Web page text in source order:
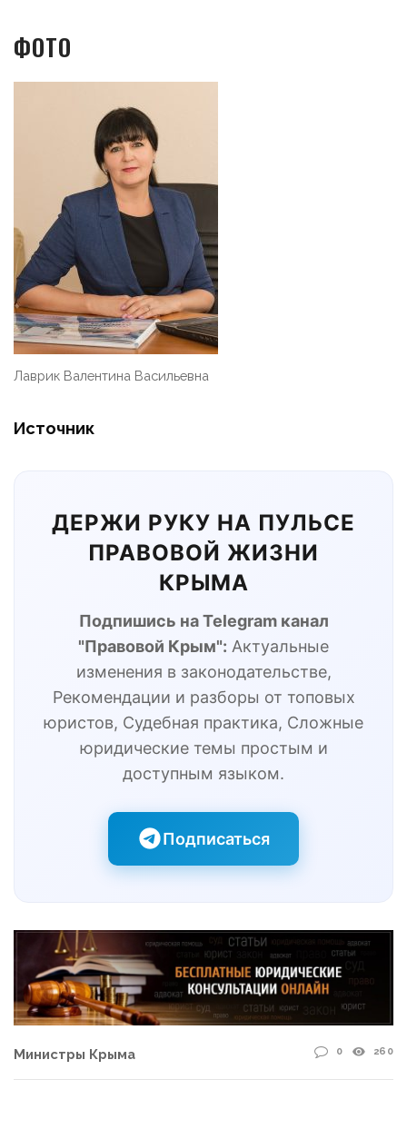
ФОТО
Лаврик Валентина Васильевна
Источник
ДЕРЖИ РУКУ НА ПУЛЬСЕ
ПРАВОВОЙ ЖИЗНИ
КРЫМА
Подпишись на Telegram канал
"Правовой Крым": Актуальные
изменения в законодательстве,
Рекомендации и разборы от топовых
юристов, Судебная практика, Сложные
юридические темы простым и
доступным языком.
Подписаться
Министры Крыма 0 260